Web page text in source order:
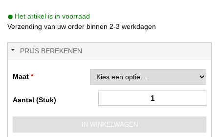
Het artikel is in voorraad
Verzending van uw order binnen 2-3 werkdagen
PRIJS BEREKENEN
Maat
Aantal (Stuk)
IN WINKELWAGEN